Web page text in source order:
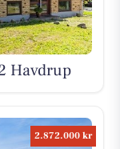
Havdrup
2.872.000 kr